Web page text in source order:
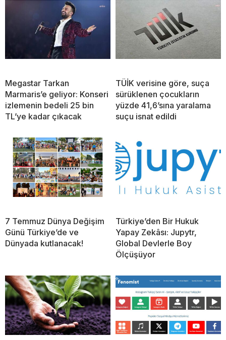
Megastar Tarkan
Marmaris’e geliyor: Konseri
izlemenin bedeli 25 bin
TL’ye kadar çıkacak
TÜİK verisine göre, suça
sürüklenen çocukların
yüzde 41,6’sına yaralama
suçu isnat edildi
7 Temmuz Dünya Değişim
Günü Türkiye’de ve
Dünyada kutlanacak!
Türkiye’den Bir Hukuk
Yapay Zekâsı: Jupytr,
Global Devlerle Boy
Ölçüşüyor